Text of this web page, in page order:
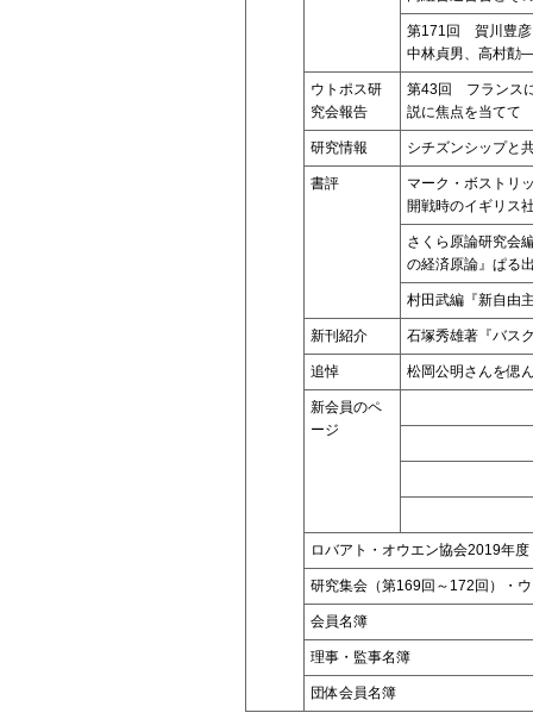
第171回 賀川豊彦
中林貞男、高村勣
ウトポス研
究会報告
第43回 フランス
説に焦点を当てて
研究情報 シチズンシップと
書評
マーク・ボストリ
開戦時のイギリス
さくら原論研究会
の経済原論』ぱる
村田武編『新自由
新刊紹介 石塚秀雄著『バス
追悼 松岡公明さんを偲
新会員のペ
ージ
ロバアト・オウエン協会2019年
研究集会（第169回～172回）・
会員名簿
理事・監事名簿
団体会員名簿